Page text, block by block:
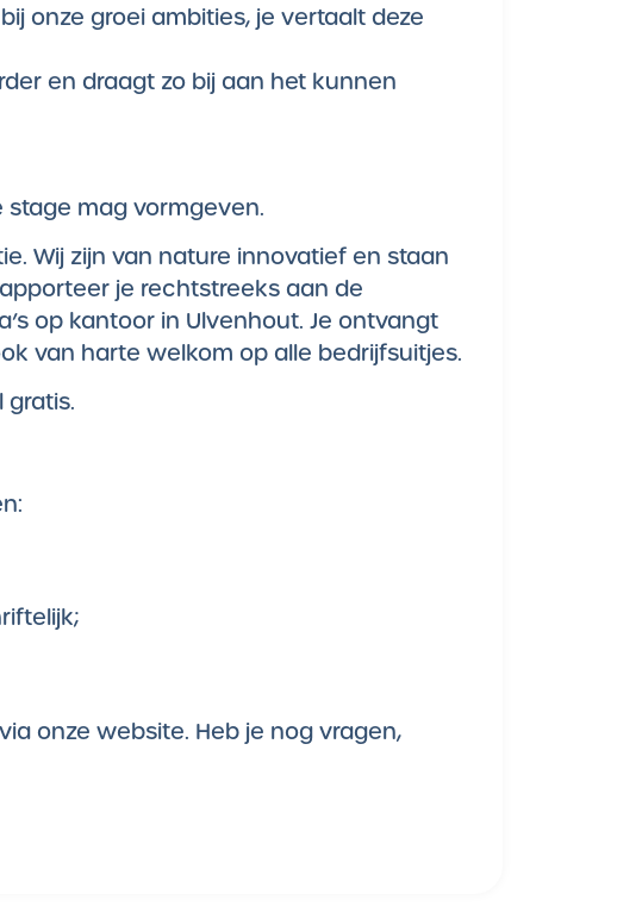
onze groei ambities, je vertaalt deze
en draagt zo bij aan het kunnen
stage mag vormgeven.
Wij zijn van nature innovatief en staan
je rechtstreeks aan de
op kantoor in Ulvenhout. Je ontvangt
van harte welkom op alle bedrijfsuitjes.
gratis.
onze website. Heb je nog vragen,